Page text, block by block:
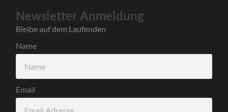
Newsletter Anmeldung
Bleibe auf dem Laufenden
Name
Email